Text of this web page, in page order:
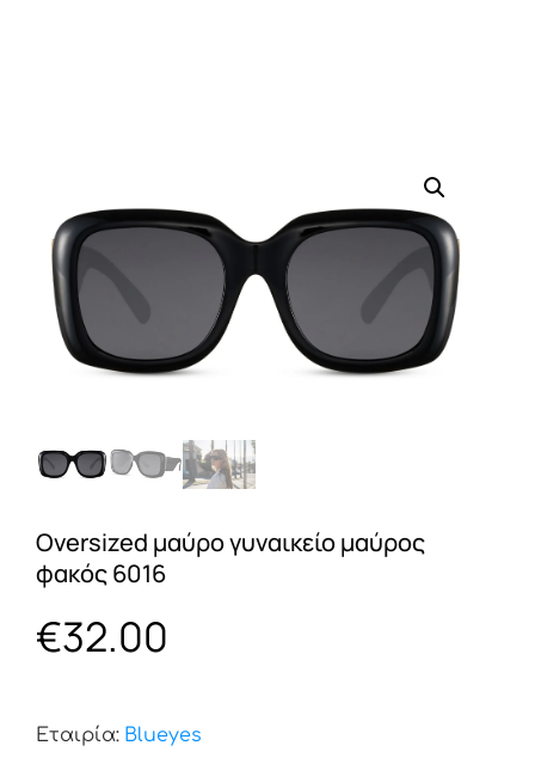
Oversized μαύρο γυναικείο μαύρος
φακός 6016
€32.00
Εταιρία: Βlueyes